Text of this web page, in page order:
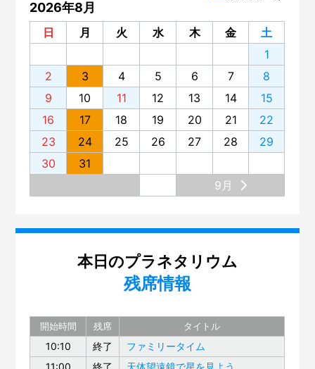
2026年8月
日 月 火 水 木 金
土
1
2
3 4 5 6 7
8
9
10 11 12 13 14
15
16
17 18 19 20 21
22
23
24 25 26 27 28
29
30
31
9月
本日のプラネタリウム
残席情報
開始時間 残席 タイトル
10:10 終了
ファミリータイム